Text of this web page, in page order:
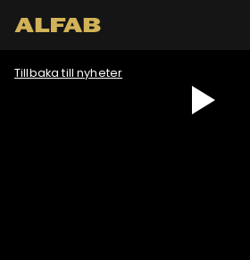
Tillbaka till nyheter